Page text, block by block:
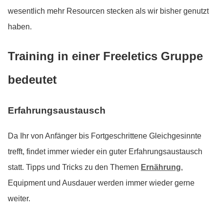
wesentlich mehr Resourcen stecken als wir bisher genutzt
haben.
Training in einer Freeletics Gruppe
bedeutet
Erfahrungsaustausch
Da Ihr von Anfänger bis Fortgeschrittene Gleichgesinnte
trefft, findet immer wieder ein guter Erfahrungsaustausch
statt. Tipps und Tricks zu den Themen Ernährung,
Equipment und Ausdauer werden immer wieder gerne
weiter.